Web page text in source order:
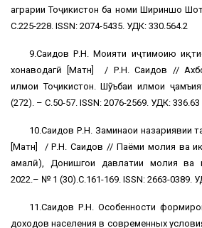
аграрии Тоҷикистон ба номи Шириншоҳ
С.225-228. ISSN: 2074-5435. УДК: 330.564.2
9.Саидов Р.Н. Моҳияти иҷтимоию
хонаводагӣ [Матн] / Р.Н. Саидов //
илмҳои Тоҷикистон. Шӯъбаи илмҳои
(272). – С.50-57. ISSN: 2076-2569. УДК: 336.63
10.Саидов Р.Н. Заминаҳои назариявии
[Матн] / Р.Н. Саидов // Паёми молия ва
амалӣ), Донишгоҳи давлатии молия ва
2022.– № 1 (30).С.161-169. ISSN: 2663-0389.
11.Саидов Р.Н. Особенности
доходов населения в современных